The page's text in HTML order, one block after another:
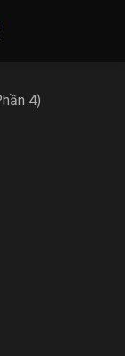
4)